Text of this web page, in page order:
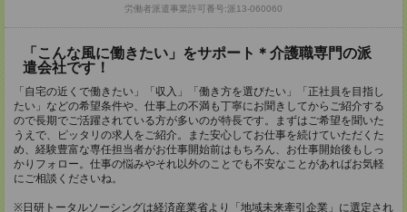
労働者派遣事業許可番号:派13-060060
「こんな風に働きたい」をサポート＊介護職専門の派
遣会社です！
「自宅の近くで働きたい」「収入」「働き方を選びたい」「正社員を目指し
たい」などの希望条件や、仕事上の不満も丁寧にお聞きしてからご紹介する
ので長期でご活躍されている方が多いのが特長です。まずはご希望を聞いた
うえで、ピッタリの求人をご紹介。また安心してお仕事を続けていただくた
め、経験豊富な専任担当者がお仕事開始前はもちろん、お仕事開始後もしっ
かりフォロー。仕事の悩みやそれ以外のことでも不安なことがあればお気軽
にご相談くださいね。
※日研トータルソーシングは経済産業省より「地域未来牽引企業」に選定され